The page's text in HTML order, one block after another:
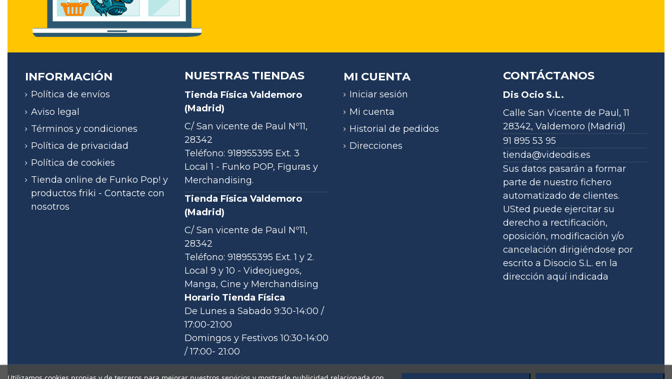
INFORMACIÓN
Política de envíos
Aviso legal
Términos y condiciones
Política de privacidad
Política de cookies
Tienda online de Funko Pop! y
productos friki - Contacte con
nosotros
NUESTRAS TIENDAS
Tienda Física Valdemoro
(Madrid)
C/ San vicente de Paul Nº11,
28342
Teléfono: 918955395 Ext. 3
Local 1 - Funko POP, Figuras y
Merchandising.
Tienda Física Valdemoro
(Madrid)
C/ San vicente de Paul Nº11,
28342
Teléfono: 918955395 Ext. 1 y 2.
Local 9 y 10 - Videojuegos,
Manga, Cine y Merchandising
Horario Tienda Física
De Lunes a Sabado 9:30-14:00 /
17:00-21:00
Domingos y Festivos 10:30-14:00
/ 17:00- 21:00
MI CUENTA
Iniciar sesión
Mi cuenta
Historial de pedidos
Direcciones
CONTÁCTANOS
Dis Ocio S.L.
Calle San Vicente de Paul, 11
28342, Valdemoro (Madrid)
91 895 53 95
tienda@videodis.es
Sus datos pasarán a formar
parte de nuestro fichero
automatizado de clientes.
USted puede ejercitar su
derecho a rectificación,
oposición, modificación y/o
cancelación dirigiéndose por
escrito a Disocio S.L. en la
dirección aquí indicada